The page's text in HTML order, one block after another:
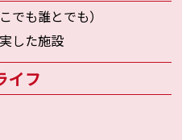
でも誰とでも）
した施設
イフ